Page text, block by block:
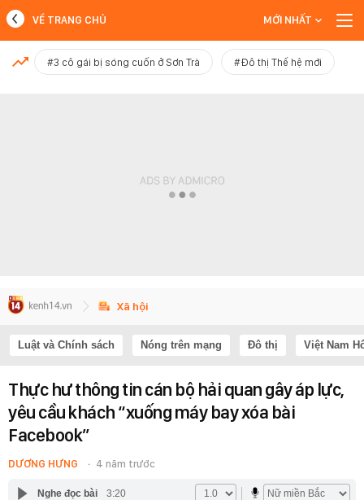
MỚI NHẤT
VỀ TRANG CHỦ MỚI NHẤT
#3 cô gái bị sóng cuốn ở Sơn Trà #Đô thị Thế hệ mới
Xã hội
Luật và Chính sách Nóng trên mạng Đô thị Việt Nam
Thực hư thông tin cán bộ hải quan gây áp lực,
yêu cầu khách “xuống máy bay xóa bài
Facebook”
DƯƠNG HƯNG 4 năm trước
Nghe đọc bài 3:20